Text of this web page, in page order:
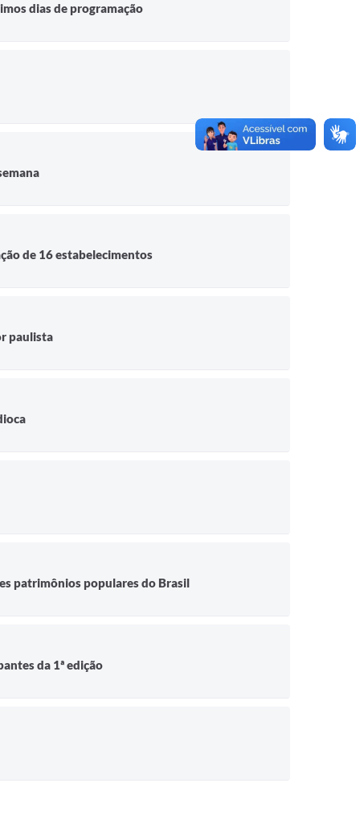
dias de programação
de 16 estabelecimentos
paulista
patrimônios populares do Brasil
da 1ª edição